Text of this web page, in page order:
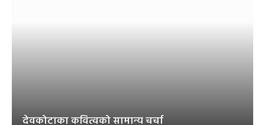
देवकोटाका कवित्वको सामान्य चर्चा